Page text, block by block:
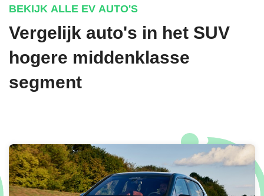
BEKIJK ALLE EV AUTO'S
Vergelijk auto's in het SUV
hogere middenklasse
segment